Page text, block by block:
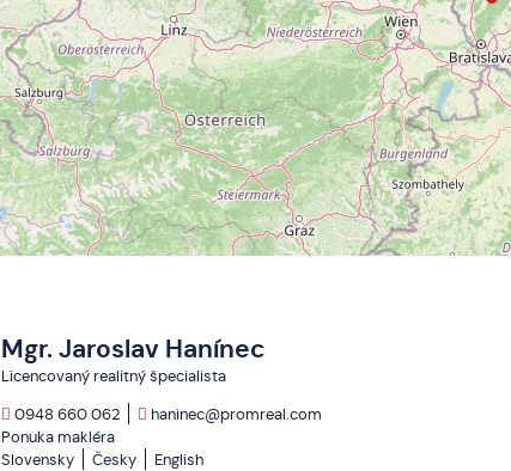
Mgr. Jaroslav Hanínec
Licencovaný realitný špecialista
0948 660 062
haninec@promreal.com
Ponuka makléra
Slovensky
Česky English